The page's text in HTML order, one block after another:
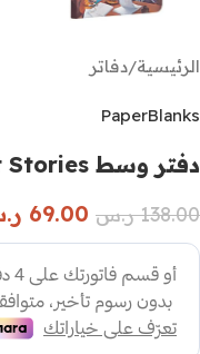
الرئيسية/دفاتر
PaperBlanks
دفتر وسط Moonlight Stories “غير مخطط”
138.00 ر.س 69.00